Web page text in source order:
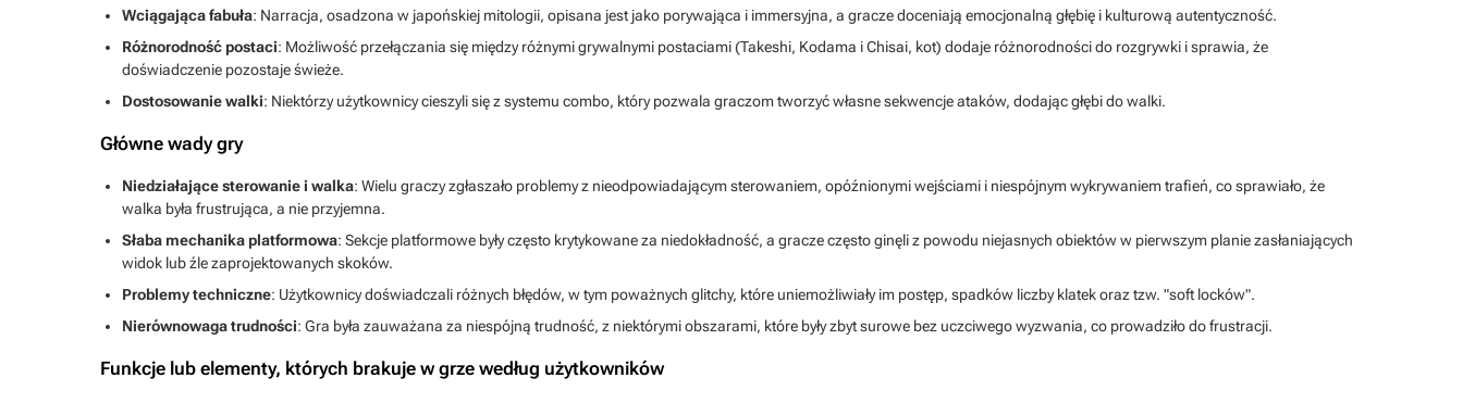
Wciągająca fabuła: Narracja, osadzona w japońskiej mitologii, opisana jest jako porywająca i immersyjna, a gracze doceniają emocjonalną głębię i kulturową autentyczność.
Różnorodność postaci: Możliwość przełączania się między różnymi grywalnymi postaciami (Takeshi, Kodama i Chisai, kot) dodaje różnorodności do rozgrywki i sprawia, że
doświadczenie pozostaje świeże.
Dostosowanie walki: Niektórzy użytkownicy cieszyli się z systemu combo, który pozwala graczom tworzyć własne sekwencje ataków, dodając głębi do walki.
Główne wady gry
Niedziałające sterowanie i walka: Wielu graczy zgłaszało problemy z nieodpowiadającym sterowaniem, opóźnionymi wejściami i niespójnym wykrywaniem trafień, co sprawiało, że
walka była frustrująca, a nie przyjemna.
Słaba mechanika platformowa: Sekcje platformowe były często krytykowane za niedokładność, a gracze często ginęli z powodu niejasnych obiektów w pierwszym planie zasłaniających
widok lub źle zaprojektowanych skoków.
Problemy techniczne: Użytkownicy doświadczali różnych błędów, w tym poważnych glitchy, które uniemożliwiały im postęp, spadków liczby klatek oraz tzw. "soft locków".
Nierównowaga trudności: Gra była zauważana za niespójną trudność, z niektórymi obszarami, które były zbyt surowe bez uczciwego wyzwania, co prowadziło do frustracji.
Funkcje lub elementy, których brakuje w grze według użytkowników